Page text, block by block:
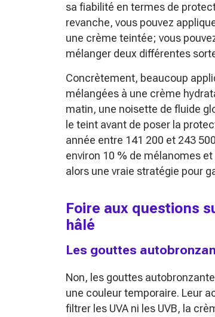
sa fiabilité en termes de
revanche, vous pouvez
une crème teintée; vous
mélanger deux différentes
Concrètement, beaucoup
mélangées à une crème
matin, une noisette de fluide
le teint avant de poser la
année entre 141 200 et 243
environ 10 % de mélanomes
alors une vraie stratégie pour
Foire aux questions
hâlé
Les gouttes
Non, les gouttes
une couleur temporaire. Leur
filtrer les UVA ni les UVB, la